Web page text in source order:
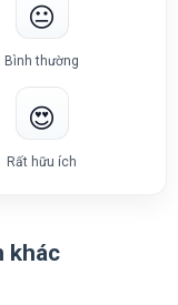
😐
Bình thường
😍
Rất hữu ích
khác